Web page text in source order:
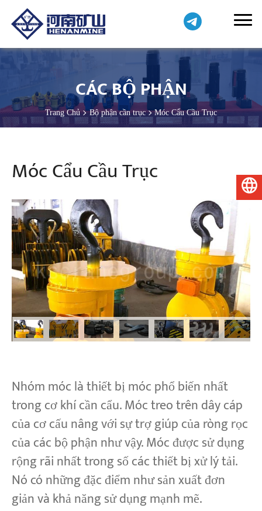
CÁC BỘ PHẬN
Trang Chủ Bộ phận cần trục Móc Cẩu Cầu Trục
Móc Cẩu Cầu Trục
Nhóm móc là thiết bị móc phổ biến nhất
trong cơ khí cần cẩu. Móc treo trên dây cáp
của cơ cấu nâng với sự trợ giúp của ròng rọc
của các bộ phận như vậy. Móc được sử dụng
rộng rãi nhất trong số các thiết bị xử lý tải.
Nó có những đặc điểm như sản xuất đơn
giản và khả năng sử dụng mạnh mẽ.
Tiếng Việt